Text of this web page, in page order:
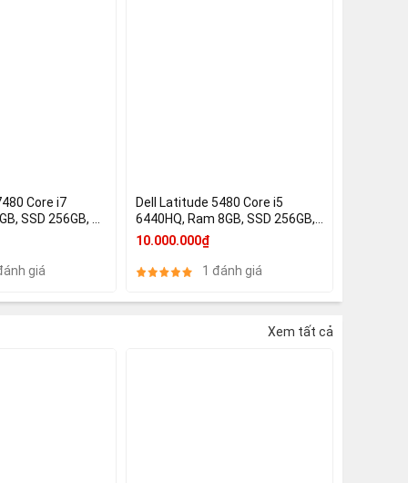
Core i7
SSD 256GB, 14
620
giá
Dell Latitude 5480 Core i5
6440HQ, Ram 8GB, SSD 256GB,
14 Inch FHD, HD 630, Camera IR
10.000.000₫
1 đánh giá
Xem tất cả